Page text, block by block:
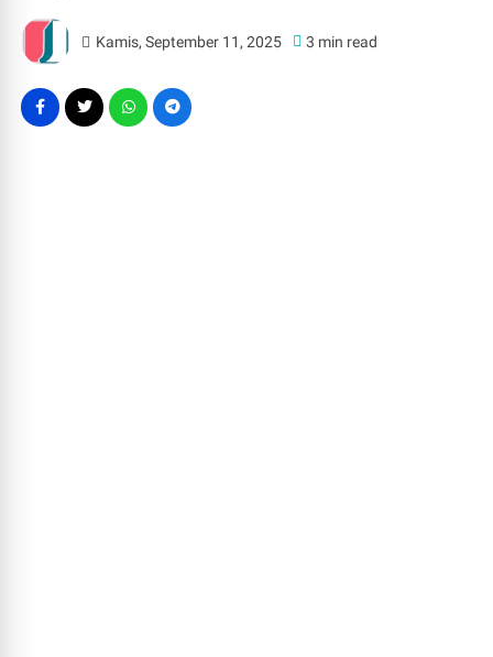
Kamis, September 11, 2025 3 min read